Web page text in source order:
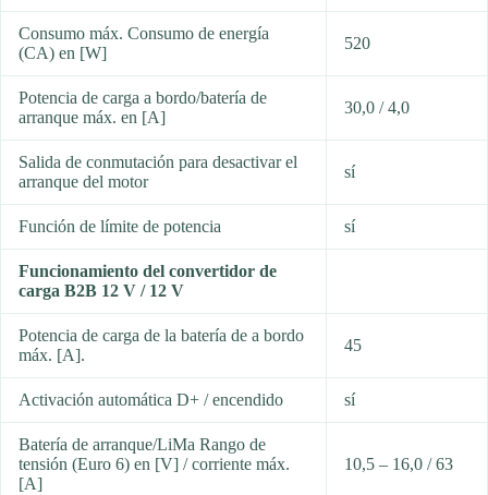
Consumo máx. Consumo de energía
(CA) en [W]
520
Potencia de carga a bordo/batería de
arranque máx. en [A]
30,0 / 4,0
Salida de conmutación para desactivar el
arranque del motor
sí
Función de límite de potencia sí
Funcionamiento del convertidor de
carga B2B 12 V / 12 V
Potencia de carga de la batería de a bordo
máx. [A].
45
Activación automática D+ / encendido sí
Batería de arranque/LiMa Rango de
tensión (Euro 6) en [V] / corriente máx.
[A]
10,5 – 16,0 / 63